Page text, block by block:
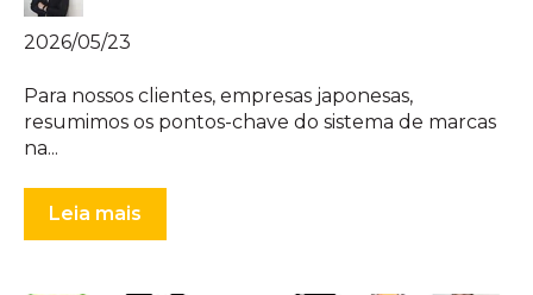
2026/05/23
Para nossos clientes, empresas japonesas,
resumimos os pontos-chave do sistema de marcas
na...
Leia mais